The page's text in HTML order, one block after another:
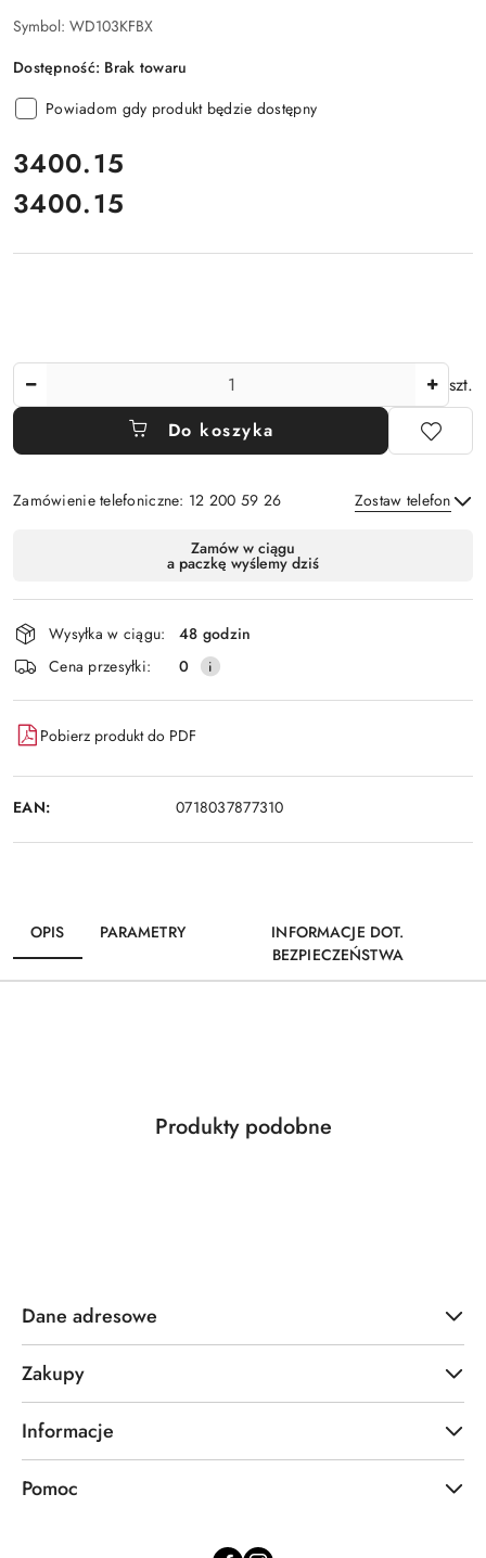
Symbol: WD103KFBX
Dostępność: Brak towaru
Powiadom gdy produkt będzie dostępny
cena:
3400.15
Cena:
3400.15
szt.
Do koszyka
Zamówienie telefoniczne: 12 200 59 26 Zostaw telefon
Wyślij
dostawa
Zamów w ciągu
a paczkę wyślemy dziś
Wysyłka w ciągu:
48 godzin
Cena przesyłki:
0
Pobierz produkt do PDF
EAN: 0718037877310
OPIS PARAMETRY
INFORMACJE DOT.
BEZPIECZEŃSTWA
Pomiń karuzelę produktów
Produkty
Produkty podobne
Dane adresowe
Zakupy
Informacje
Pomoc